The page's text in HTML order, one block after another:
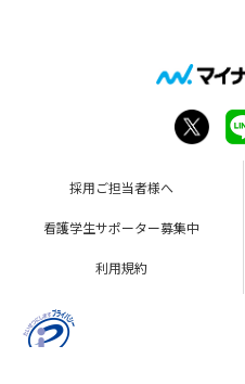
採用ご担当者様へ
看護学生サポーター募集中
利用規約